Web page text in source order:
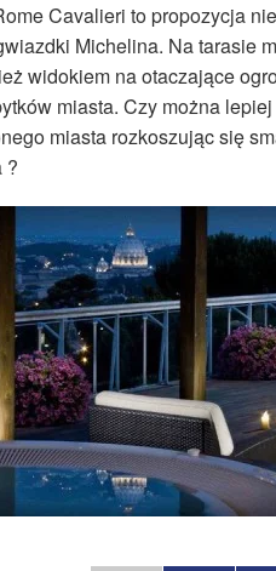
Cavalieri to propozycja
Michelina. Na tarasie
widokiem na otaczające
miasta. Czy można
miasta rozkoszując się
?